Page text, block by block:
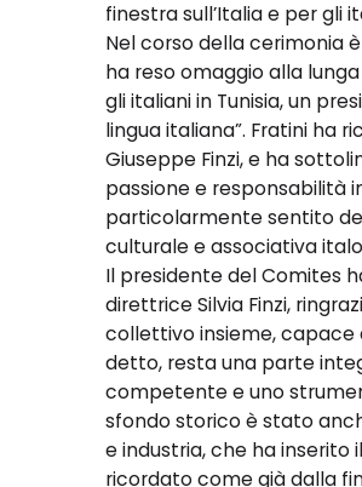
finestra sull’Italia e per gli
Nel corso della cerimonia
ha reso omaggio alla
gli italiani in Tunisia, un
lingua italiana”. Fratini ha
Giuseppe Finzi, e ha
passione e responsabilità
particolarmente sentito
culturale e associativa
Il presidente del Comites
direttrice Silvia Finzi,
collettivo insieme, capace
detto, resta una parte
competente e uno
sfondo storico è stato
e industria, che ha inserito
ricordato come già dalla